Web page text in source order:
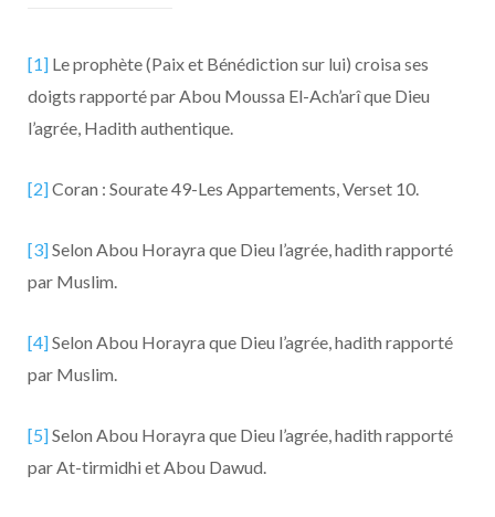
[1] Le prophète (Paix et Bénédiction sur lui) croisa ses
doigts rapporté par Abou Moussa El-Ach’arî que Dieu
l’agrée, Hadith authentique.
[2]Coran : Sourate 49-Les Appartements, Verset 10.
[3]Selon Abou Horayra que Dieu l’agrée, hadith rapporté
par Muslim.
[4]Selon Abou Horayra que Dieu l’agrée, hadith rapporté
par Muslim.
[5]Selon Abou Horayra que Dieu l’agrée, hadith rapporté
par At-tirmidhi et Abou Dawud.